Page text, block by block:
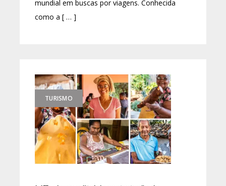
mundial em buscas por viagens. Conhecida
como a [ … ]
TURISMO